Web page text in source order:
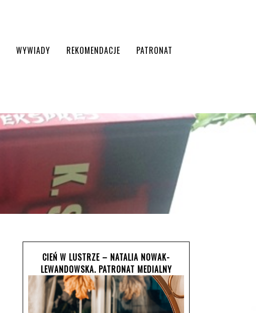
WYWIADY REKOMENDACJE PATRONAT
CIEŃ W LUSTRZE – NATALIA NOWAK-
LEWANDOWSKA. PATRONAT MEDIALNY